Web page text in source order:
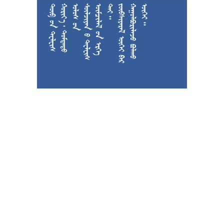

































































  






































 